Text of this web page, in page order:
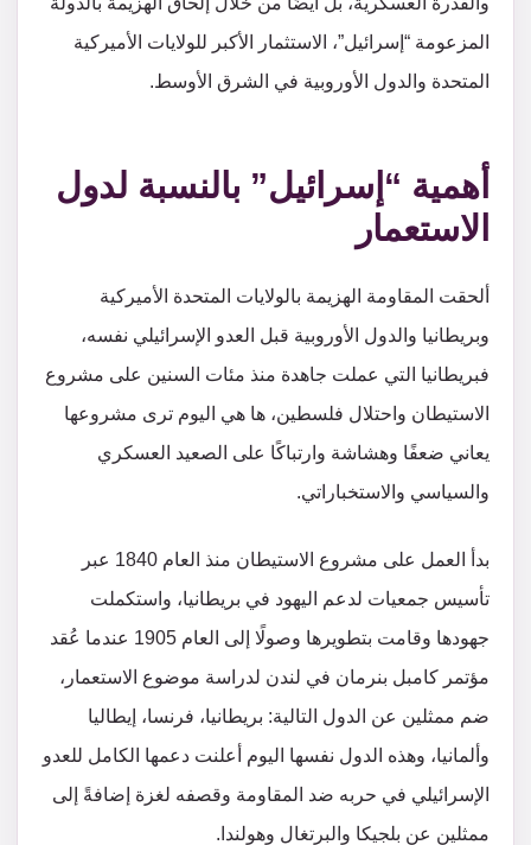
المزعومة “إسرائيل”، الاستثمار الأكبر للولايات الأميركية
المتحدة والدول الأوروبية في الشرق الأوسط.
أهمية “إسرائيل” بالنسبة لدول
الاستعمار
ألحقت المقاومة الهزيمة بالولايات المتحدة الأميركية
وبريطانيا والدول الأوروبية قبل العدو الإسرائيلي نفسه،
فبريطانيا التي عملت جاهدة منذ مئات السنين على مشروع
الاستيطان واحتلال فلسطين، ها هي اليوم ترى مشروعها
يعاني ضعفًا وهشاشة وارتباكًا على الصعيد العسكري
والسياسي والاستخباراتي.
بدأ العمل على مشروع الاستيطان منذ العام 1840 عبر
تأسيس جمعيات لدعم اليهود في بريطانيا، واستكملت
جهودها وقامت بتطويرها وصولًا إلى العام 1905 عندما عُقد
مؤتمر كامبل بنرمان في لندن لدراسة موضوع الاستعمار،
ضم ممثلين عن الدول التالية: بريطانيا، فرنسا، إيطاليا
وألمانيا، وهذه الدول نفسها اليوم أعلنت دعمها الكامل للعدو
الإسرائيلي في حربه ضد المقاومة وقصفه لغزة إضافةً إلى
ممثلين عن بلجيكا والبرتغال وهولندا.